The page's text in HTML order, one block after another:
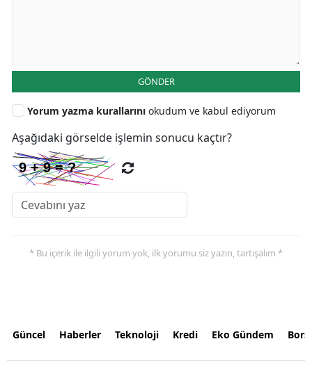
GÖNDER
Yorum yazma kurallarını okudum ve kabul ediyorum
Aşağıdaki görselde işlemin sonucu kaçtır?
* Bu içerik ile ilgili yorum yok, ilk yorumu siz yazın, tartışalım *
Güncel Haberler Teknoloji Kredi Eko Gündem